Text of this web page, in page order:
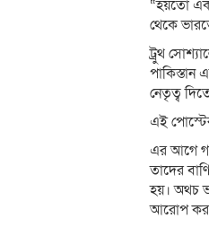
“হয়তো
থেকে
ট্রুথ
নেতৃত্ব
এই
এর আগে গত
তাদের
হয়। অথচ
আরোপ